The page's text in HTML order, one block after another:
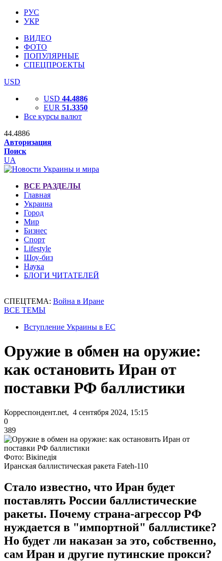
РУС
УКР
ВИДЕО
ФОТО
ПОПУЛЯРНЫЕ
СПЕЦПРОЕКТЫ
USD
USD 44.4886
EUR 51.3350
Все курсы валют
44.4886
Авторизация
Поиск
UA
ВСЕ РАЗДЕЛЫ
Главная
Украина
Город
Мир
Бизнес
Спорт
Lifestyle
Шоу-биз
Наука
БЛОГИ ЧИТАТЕЛЕЙ
СПЕЦТЕМА: Война в Иране
ВСЕ ТЕМЫ
Вступление Украины в ЕС
Оружие в обмен на оружие:
как остановить Иран от
поставки РФ баллистики
Корреспондент.net, 4 сентября 2024, 15:15
0
389
Фото: Вікіпедія
Иранская баллистическая ракета Fateh-110
Стало известно, что Иран будет
поставлять России баллистические
ракеты. Почему страна-агрессор РФ
нуждается в "импортной" баллистике?
Но будет ли наказан за это, собственно,
сам Иран и другие путинские прокси?